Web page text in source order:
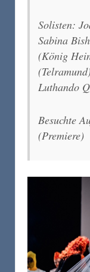
Solisten:
Sabina
(König
Luthando
Besuchte
(Premiere)